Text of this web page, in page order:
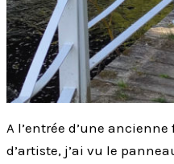
A l’entrée d’une
d’artiste, j’ai vu le